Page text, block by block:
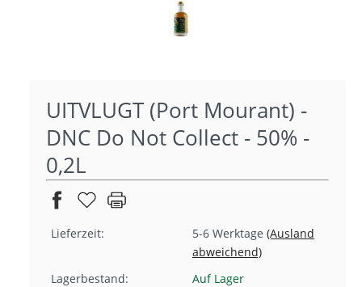
UITVLUGT (Port Mourant) -
DNC Do Not Collect - 50% -
0,2L
Lieferzeit: 5-6 Werktage (Ausland
abweichend)
Lagerbestand:
Auf Lager